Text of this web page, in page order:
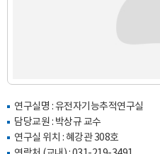
연구실명 : 유전자기능추적연구실
담당교원 : 박상규 교수
연구실 위치 : 혜강관 308호